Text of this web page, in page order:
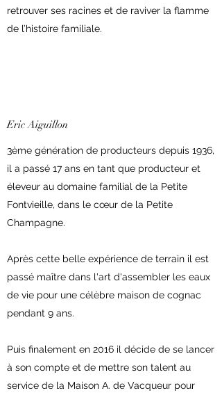
retrouver ses racines et de raviver la flamme
de l’histoire familiale.
Eric Aiguillon
3ème génération de producteurs depuis 1936,
il a passé 17 ans en tant que producteur et
éleveur au domaine familial de la Petite
Fontvieille, dans le cœur de la Petite
Champagne.
Après cette belle expérience de terrain il est
passé maître dans l'art d'assembler les eaux
de vie pour une célèbre maison de cognac
pendant 9 ans.
Puis finalement en 2016 il décide de se lancer
à son compte et de mettre son talent au
service de la Maison A. de Vacqueur pour